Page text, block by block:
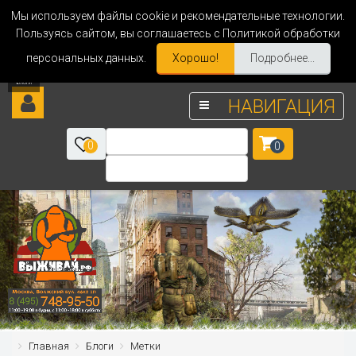
Мы используем файлы cookie и рекомендательные технологии.
Пользуясь сайтом, вы соглашаетесь с Политикой обработки
персональных данных.
Хорошо! Подробнее...
НАВИГАЦИЯ
0 0
Главная Блоги Метки